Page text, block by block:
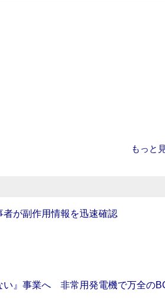
もっと
者が副作用情報を迅速確認
い』事業へ 非常用発電機で万全の